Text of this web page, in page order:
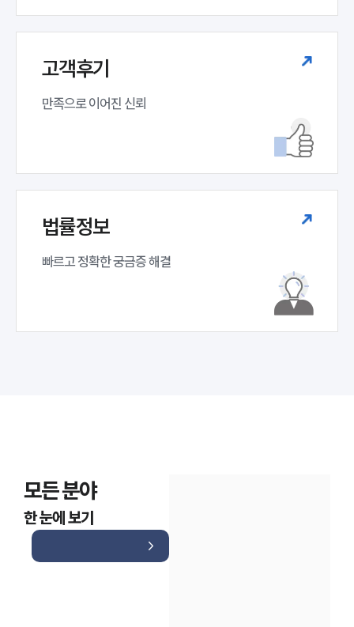
고객후기
만족으로 이어진 신뢰
법률정보
빠르고 정확한 궁금증 해결
모든 분야
한 눈에 보기